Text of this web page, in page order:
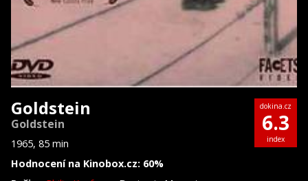
Goldstein
Goldstein
1965, 85 min
Hodnocení na Kinobox.cz: 60%
dokina.cz
6.3
index